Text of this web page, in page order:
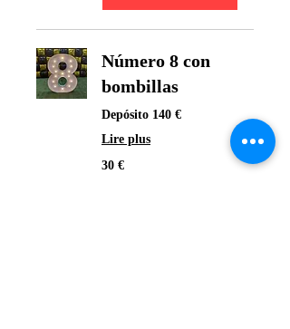
Número 8 con
bombillas
Depósito 140 €
Lire plus
30
euros
30 €